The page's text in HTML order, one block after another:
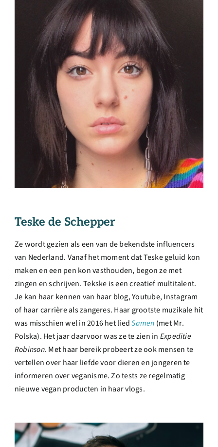
Teske de Schepper
Ze wordt gezien als een van de bekendste influencers
van Nederland. Vanaf het moment dat Teske geluid kon
maken en een pen kon vasthouden, begon ze met
zingen en schrijven. Tekske is een creatief multitalent.
Je kan haar kennen van haar blog, Youtube, Instagram
of haar carrière als zangeres. Haar grootste muzikale hit
was misschien wel in 2016 het liedSamen (met Mr.
Polska). Het jaar daarvoor was ze te zien in Expeditie
Robinson. Met haar bereik probeert ze ook mensen te
vertellen over haar liefde voor dieren en jongeren te
informeren over veganisme. Zo tests ze regelmatig
nieuwe vegan producten in haar vlogs.